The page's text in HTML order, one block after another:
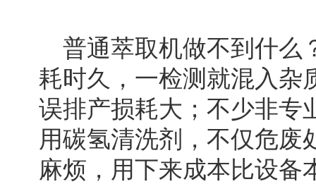
普通萃取机做不到什么
耗时久，一检测就混入杂
误排产损耗大；不少非专
用碳氢清洗剂，不仅危废
麻烦，用下来成本比设备